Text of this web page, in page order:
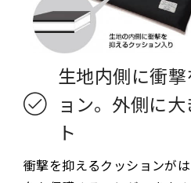
生地内側に衝
ョン。外側に
ト
衝撃を抑えるクッションが